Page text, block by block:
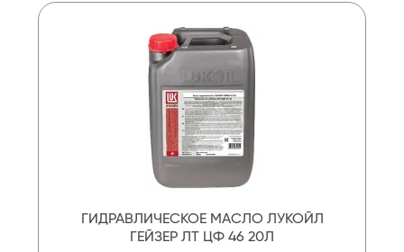
ГИДРАВЛИЧЕСКОЕ МАСЛО ЛУКОЙЛ
ГЕЙЗЕР ЛТ ЦФ 46 20Л